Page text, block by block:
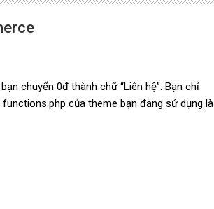
chuyển 0đ thành chữ “Liên hệ”. Bạn chỉ
của theme bạn đang sử dụng là